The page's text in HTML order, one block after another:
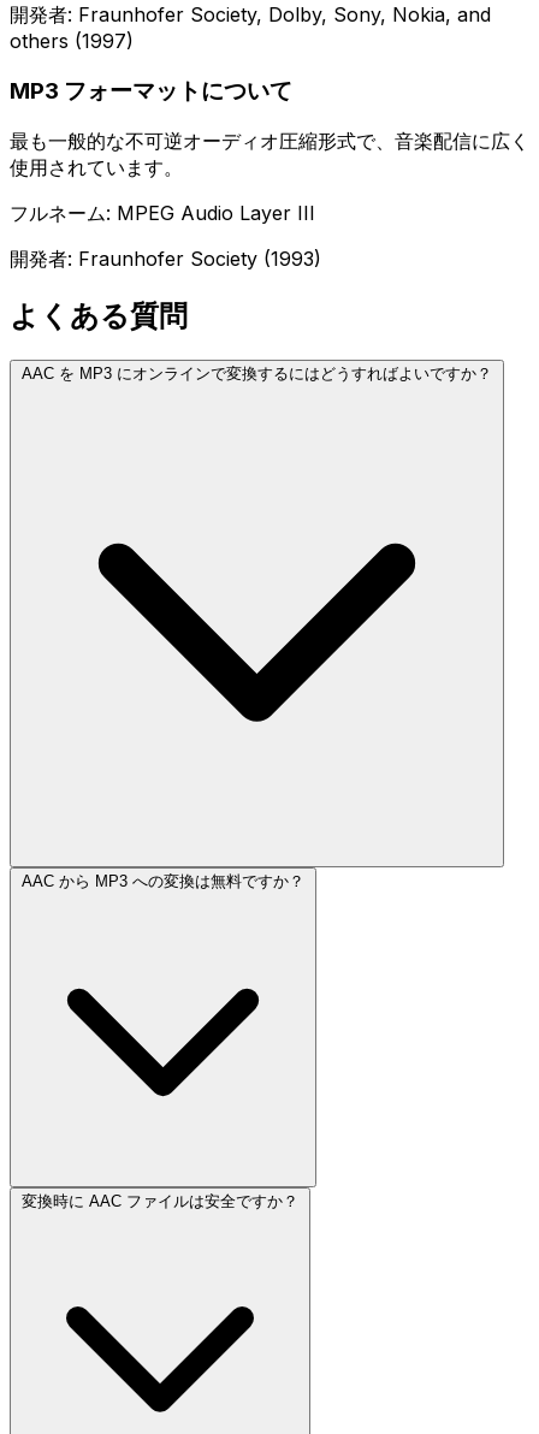
開発者: Fraunhofer Society, Dolby, Sony, Nokia, and
others (1997)
MP3 フォーマットについて
最も一般的な不可逆オーディオ圧縮形式で、音楽配信に広く
使用されています。
フルネーム: MPEG Audio Layer III
開発者: Fraunhofer Society (1993)
よくある質問
AAC を MP3 にオンラインで変換するにはどうすればよいですか？
AAC から MP3 への変換は無料ですか？
変換時に AAC ファイルは安全ですか？